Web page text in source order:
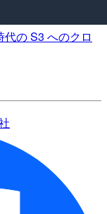
代の S3 へのクロ